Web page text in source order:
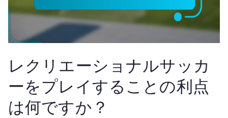
レクリエーショナルサッカ
ーをプレイすることの利点
は何ですか？